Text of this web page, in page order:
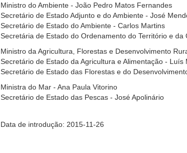
Ministro do Ambiente - João Pedro Matos Fernandes
Secretário de Estado Adjunto e do Ambiente - José
Secretário de Estado do Ambiente - Carlos Martins
Secretária de Estado do Ordenamento do Território e
Ministro da Agricultura, Florestas e Desenvolvimento
Secretário de Estado da Agricultura e Alimentação - Luís
Secretário de Estado das Florestas e do
Ministra do Mar - Ana Paula Vitorino
Secretário de Estado das Pescas - José Apolinário
Data de introdução: 2015-11-26